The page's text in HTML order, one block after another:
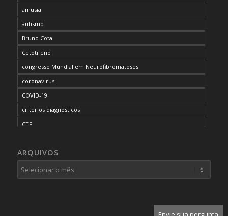
amusia
autismo
Bruno Cota
Cetotifeno
congresso Mundial em Neurofibromatoses
coronavirus
COVID-19
critérios diagnósticos
CTF
desordem do processamento auditivo
diagnóstico
dificuldades cognitivas
ARQUIVOS